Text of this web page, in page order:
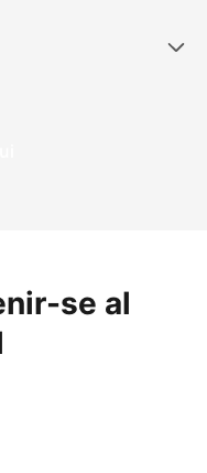
se al